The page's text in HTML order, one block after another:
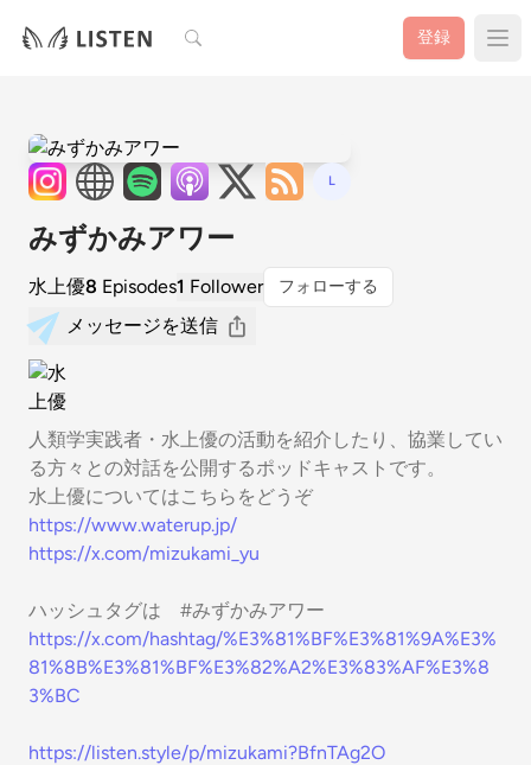
検索 登録
L
みずかみアワー
水上優8 Episodes1 Follower フォローする
メッセージを送信
人類学実践者・水上優の活動を紹介したり、協業してい
る方々との対話を公開するポッドキャストです。
水上優についてはこちらをどうぞ
https://www.waterup.jp/
https://x.com/mizukami_yu
ハッシュタグは #みずかみアワー
https://x.com/hashtag/%E3%81%BF%E3%81%9A%E3%
81%8B%E3%81%BF%E3%82%A2%E3%83%AF%E3%8
3%BC
https://listen.style/p/mizukami?BfnTAg2O